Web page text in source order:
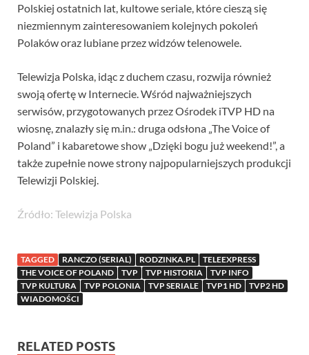
Polskiej ostatnich lat, kultowe seriale, które cieszą się
niezmiennym zainteresowaniem kolejnych pokoleń
Polaków oraz lubiane przez widzów telenowele.
Telewizja Polska, idąc z duchem czasu, rozwija również
swoją ofertę w Internecie. Wśród najważniejszych
serwisów, przygotowanych przez Ośrodek iTVP HD na
wiosnę, znalazły się m.in.: druga odsłona „The Voice of
Poland” i kabaretowe show „Dzięki bogu już weekend!”, a
także zupełnie nowe strony najpopularniejszych produkcji
Telewizji Polskiej.
Źródło: Telewizja Polska
TAGGED RANCZO (SERIAL) RODZINKA.PL
TELEEXPRESS
THE VOICE OF POLAND
TVP TVP HISTORIA
TVP INFO
TVP KULTURA
TVP POLONIA TVP SERIALE TVP1 HD
TVP2 HD
WIADOMOŚCI
RELATED POSTS